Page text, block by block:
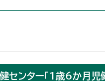
センター「1歳6か月児